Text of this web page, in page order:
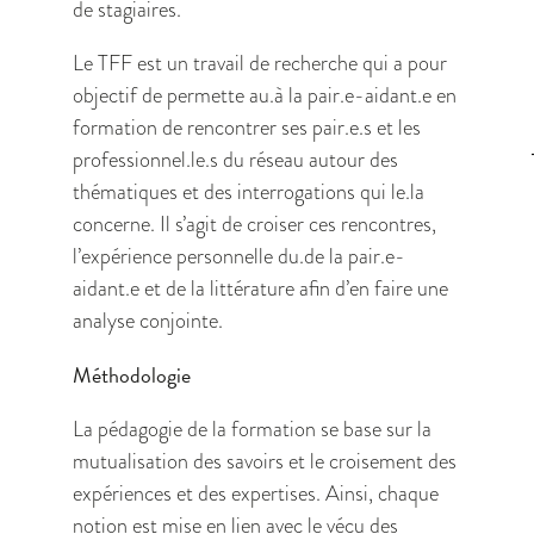
de stagiaires.
Le TFF est un travail de recherche qui a pour
objectif de permette au.à la pair.e-aidant.e en
formation de rencontrer ses pair.e.s et les
professionnel.le.s du réseau autour des
thématiques et des interrogations qui le.la
concerne. Il s’agit de croiser ces rencontres,
l’expérience personnelle du.de la pair.e-
aidant.e et de la littérature afin d’en faire une
analyse conjointe.
Méthodologie
La pédagogie de la formation se base sur la
mutualisation des savoirs et le croisement des
expériences et des expertises. Ainsi, chaque
notion est mise en lien avec le vécu des